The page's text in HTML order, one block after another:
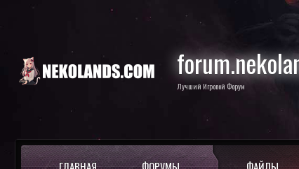
Лучший Игровой Форум